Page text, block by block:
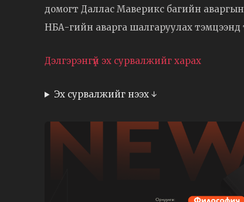
домогт Даллас Маверикс багийн
НБА-гийн аварга шалгаруулах тэмцээнд
Дэлгэрэнгүй эх сурвалжийг харах
Эх сурвалжийг нээх ↓